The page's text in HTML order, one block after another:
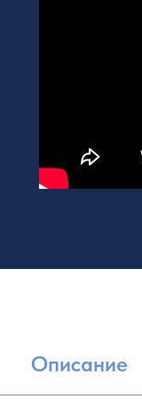
Описание